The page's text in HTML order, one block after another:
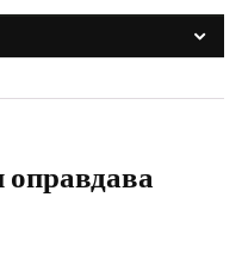
оправдава